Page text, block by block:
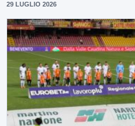
29 LUGLIO 2026